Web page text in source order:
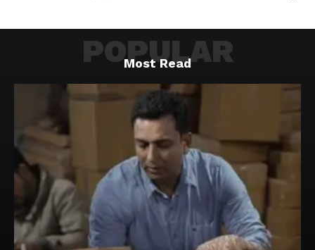
Most Read
POPULAR